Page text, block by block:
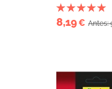
8,19€ Antes: